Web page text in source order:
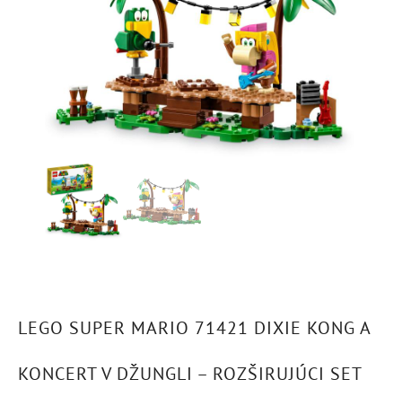
LEGO SUPER MARIO 71421 DIXIE KONG A
KONCERT V DŽUNGLI – ROZŠIRUJÚCI SET